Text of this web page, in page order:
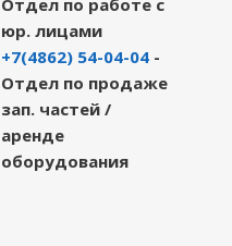
юр. лицами
+7(4862) 54-04-04-
Отдел по продаже
зап. частей /
аренде
оборудования